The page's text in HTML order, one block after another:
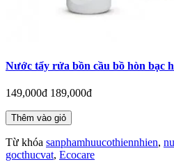
Nước tẩy rửa bồn cầu bồ hòn bạc
149,000đ 189,000đ
Thêm vào giỏ
Từ khóa sanphamhuucothiennhien,
gocthucvat, Ecocare